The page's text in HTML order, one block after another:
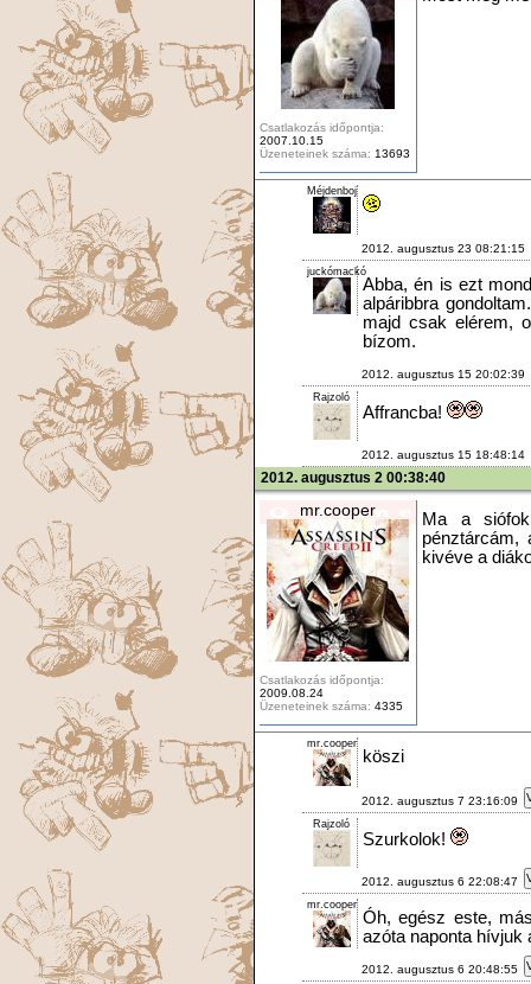
Csatlakozás időpontja:
2007.10.15
Üzeneteinek száma: 13693
Méjdenboj
2012. augusztus 23 08:21:15
juckómackó
Abba, én is ezt
alpáribbra
majd csak elérem,
bízom.
2012. augusztus 15 20:02:39
Rajzoló
Affrancba!
2012. augusztus 15 18:48:14
2012. augusztus 2 00:38:40
mr.cooper
Csatlakozás időpontja:
2009.08.24
Üzeneteinek száma: 4335
Ma a
pénztárcám,
kivéve a
mr.cooper
köszi
2012. augusztus 7 23:16:09
Rajzoló
Szurkolok!
2012. augusztus 6 22:08:47
mr.cooper
Óh, egész este,
azóta naponta hívjuk
2012. augusztus 6 20:48:55